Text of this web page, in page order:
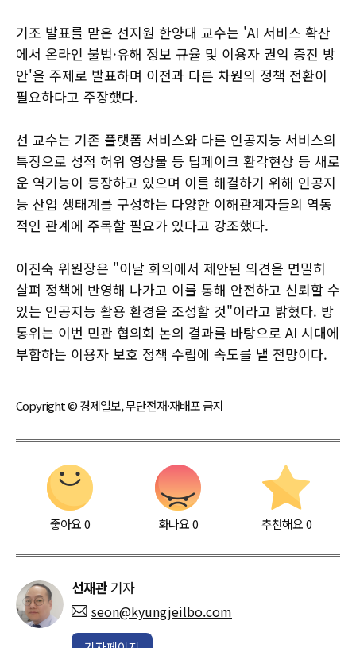
기조 발표를 맡은 선지원 한양대 교수는 'AI 서비스 확산
에서 온라인 불법·유해 정보 규율 및 이용자 권익 증진 방
안'을 주제로 발표하며 이전과 다른 차원의 정책 전환이
필요하다고 주장했다.
선 교수는 기존 플랫폼 서비스와 다른 인공지능 서비스의
특징으로 성적 허위 영상물 등 딥페이크 환각현상 등 새로
운 역기능이 등장하고 있으며 이를 해결하기 위해 인공지
능 산업 생태계를 구성하는 다양한 이해관계자들의 역동
적인 관계에 주목할 필요가 있다고 강조했다.
이진숙 위원장은 "이날 회의에서 제안된 의견을 면밀히
살펴 정책에 반영해 나가고 이를 통해 안전하고 신뢰할 수
있는 인공지능 활용 환경을 조성할 것"이라고 밝혔다. 방
통위는 이번 민관 협의회 논의 결과를 바탕으로 AI 시대에
부합하는 이용자 보호 정책 수립에 속도를 낼 전망이다.
Copyright © 경제일보, 무단전재·재배포 금지
좋아요0 화나요0 추천해요 0
선재관 기자
seon@kyungjeilbo.com